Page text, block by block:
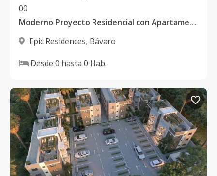
00
Moderno Proyecto Residencial con Apartamentos y Villas en Verón, Punta Cana
Epic Residences, Bávaro
Desde 0 hasta 0 Hab.